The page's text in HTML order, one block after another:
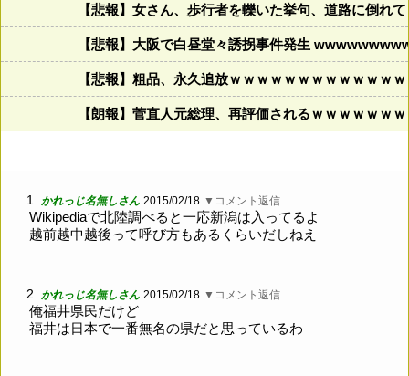
【悲報】女さん、歩行者を轢いた挙句、道路に倒れ
【悲報】大阪で白昼堂々誘拐事件発生
【悲報】粗品、永久追放ｗｗｗｗｗｗｗｗｗｗｗｗ
【朗報】菅直人元総理、再評価されるｗｗｗｗｗｗ
1. かれっじ名無しさん 2015/02/18 ▼コメント返信
Wikipediaで北陸調べると一応新潟は入ってるよ
越前越中越後って呼び方もあるくらいだしねえ
2. かれっじ名無しさん 2015/02/18 ▼コメント返信
俺福井県民だけど
福井は日本で一番無名の県だと思っているわ